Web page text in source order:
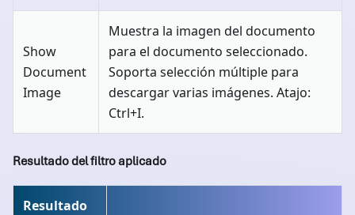
Show
Document
Image
Muestra la imagen del documento
para el documento seleccionado.
Soporta selección múltiple para
descargar varias imágenes. Atajo:
Ctrl+I.
Resultado del filtro aplicado
Resultado